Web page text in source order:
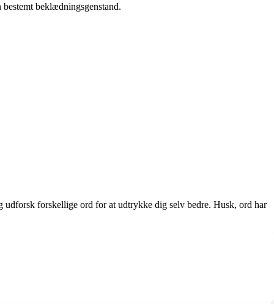
beklædningsgenstand.
forskellige ord for at udtrykke dig selv bedre. Husk, ord har